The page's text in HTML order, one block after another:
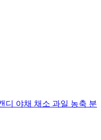
디 야채 채소 과일 농축 분